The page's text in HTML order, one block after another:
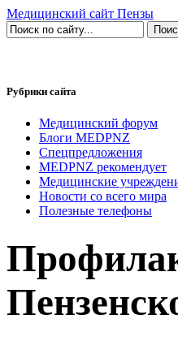
Медицинский сайт Пензы
Рубрики сайта
Медицинский форум
Блоги MEDPNZ
Спецпредложения
MEDPNZ рекомендует
Медицинские
Новости со всего мира
Полезные телефоны